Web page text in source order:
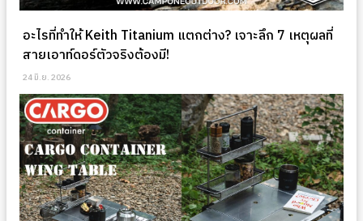
อะไรที่ทำให้ Keith Titanium แตกต่าง? เจาะลึก 7 เหตุผลที่
สายเอาท์ดอร์ตัวจริงต้องมี!
24 มิ.ย. 2026